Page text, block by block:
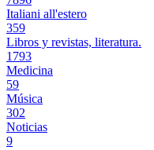
Italiani all'estero
359
Libros y revistas, literatura.
1793
Medicina
59
Música
302
Noticias
9